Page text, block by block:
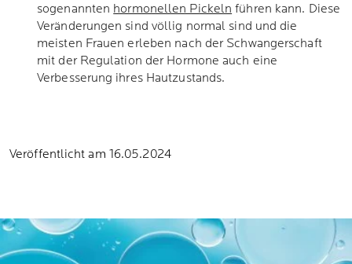
sogenannten hormonellen Pickeln führen kann. Diese
Veränderungen sind völlig normal sind und die
meisten Frauen erleben nach der Schwangerschaft
mit der Regulation der Hormone auch eine
Verbesserung ihres Hautzustands.
Veröffentlicht am 16.05.2024